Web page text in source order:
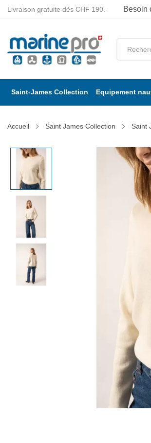
Livraison gratuite dès CHF 190.- Besoin
Saint-James Collection Equipement
Accueil Saint James Collection Saint